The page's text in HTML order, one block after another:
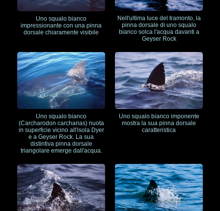
Uno squalo bianco
impressionante con una pinna
dorsale chiaramente visibile
Nell'ultima luce del tramonto, la
pinna dorsale di uno squalo
bianco solca l'acqua davanti a
Geyser Rock
Uno squalo bianco
(Carcharodon carcharias) nuota
in superficie vicino all'isola Dyer
e a Geyser Rock. La sua
distintiva pinna dorsale
triangolare emerge dall'acqua.
Uno squalo bianco imponente
mostra la sua pinna dorsale
caratteristica